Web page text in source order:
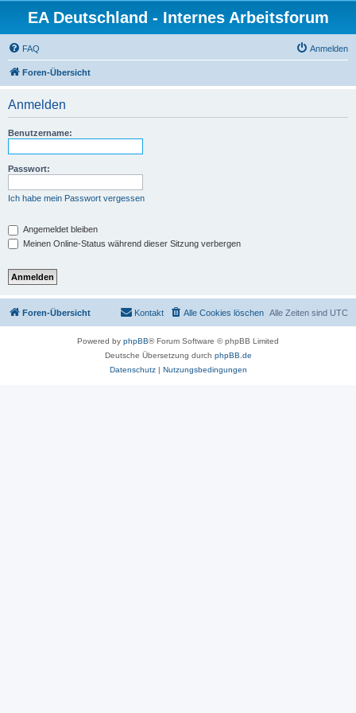
EA Deutschland - Internes Arbeitsforum
FAQ Anmelden
Foren-Übersicht
Anmelden
Benutzername:
Passwort:
Ich habe mein Passwort vergessen
Angemeldet bleiben
Meinen Online-Status während dieser Sitzung verbergen
Foren-Übersicht Alle Zeiten sind UTC
Alle Cookies löschen
Kontakt
Powered by phpBB® Forum Software © phpBB Limited
Deutsche Übersetzung durch phpBB.de
Datenschutz| Nutzungsbedingungen